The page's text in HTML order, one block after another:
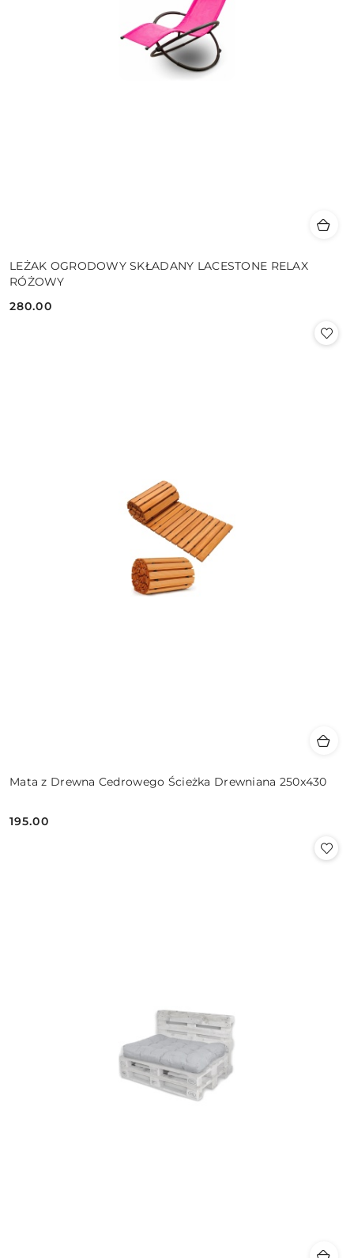
LEŻAK OGRODOWY SKŁADANY LACESTONE RELAX
RÓŻOWY
Cena:
280.00
Mata z Drewna Cedrowego Ścieżka Drewniana 250x430
Cena:
195.00